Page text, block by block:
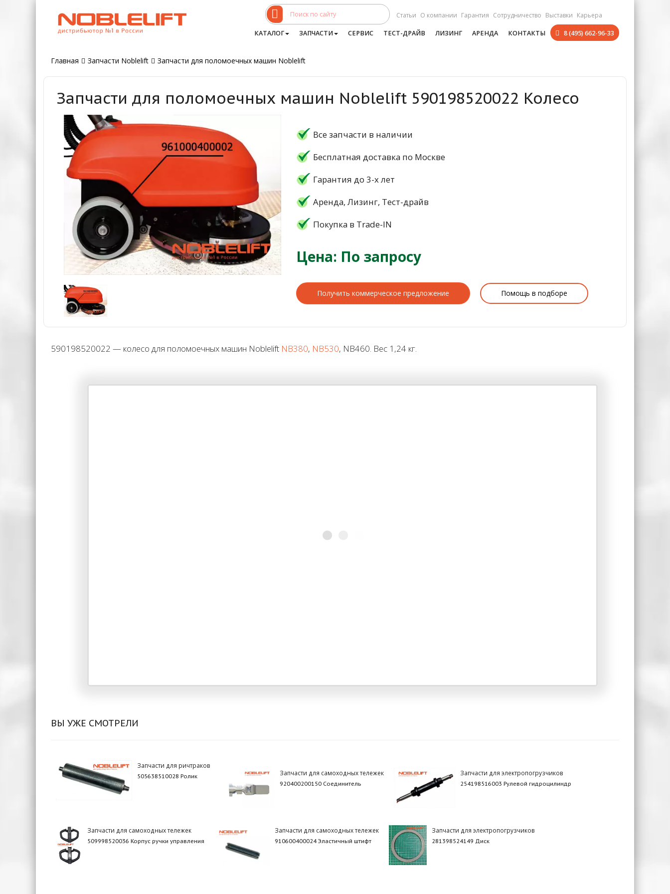
Статьи О компании Гарантия Сотрудничество Выставки Карьера
КАТАЛОГ ЗАПЧАСТИ СЕРВИС ТЕСТ-ДРАЙВ ЛИЗИНГ АРЕНДА КОНТАКТЫ 8 (495) 662-96-33
Главная Запчасти Noblelift Запчасти для поломоечных машин Noblelift
Запчасти для поломоечных машин Noblelift 590198520022 Колесо
Все запчасти в наличии
Бесплатная доставка по Москве
Гарантия до 3-х лет
Аренда, Лизинг, Тест-драйв
Покупка в Trade-IN
Цена: По запросу
Получить коммерческое предложение Помощь в подборе
590198520022 — колесо для поломоечных машин Noblelift NB380, NB530, NB460. Вес 1,24 кг.
ВЫ УЖЕ СМОТРЕЛИ
Запчасти для ричтраков
505638510028 Ролик Запчасти для самоходных тележек
920400200150 Соединитель
Запчасти для электропогрузчиков
254198516003 Рулевой гидроцилиндр
Запчасти для самоходных тележек
509998520036 Корпус ручки управления
Запчасти для самоходных тележек
910600400024 Эластичный штифт
Запчасти для электропогрузчиков
281398524149 Диск